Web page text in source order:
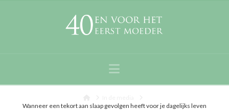
RORYBLOKZIJL
Navigation
Wanneer een tekort aan slaap gevolgen heeft voor je dagelijks leven